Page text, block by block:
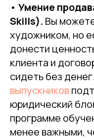
• Умение
Skills). Вы
художником, но
донести
клиента и
сидеть без
выпускников
юридический
программе
менее важными,